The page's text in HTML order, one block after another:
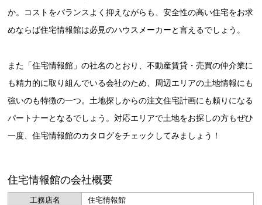
か。コストをバランスよく抑えながらも、安全性の高い住宅をお求
めならば住宅情報館は必見のハウスメーカーと言えるでしょう。
また「住宅情報館」の社名のとおり、不動産賃貸・売買の仲介業に
も精力的に取り組んでいる会社のため、周辺エリアの土地情報にも
強いのも特徴の一つ。土地探しからの注文住宅計画にも頼りになる
パートナーとなるでしょう。対応エリアで土地をお探しの方もぜひ
一度、住宅情報館のカタログをチェックしてみましょう！
住宅情報館の会社概要
工務店名
住宅情報館